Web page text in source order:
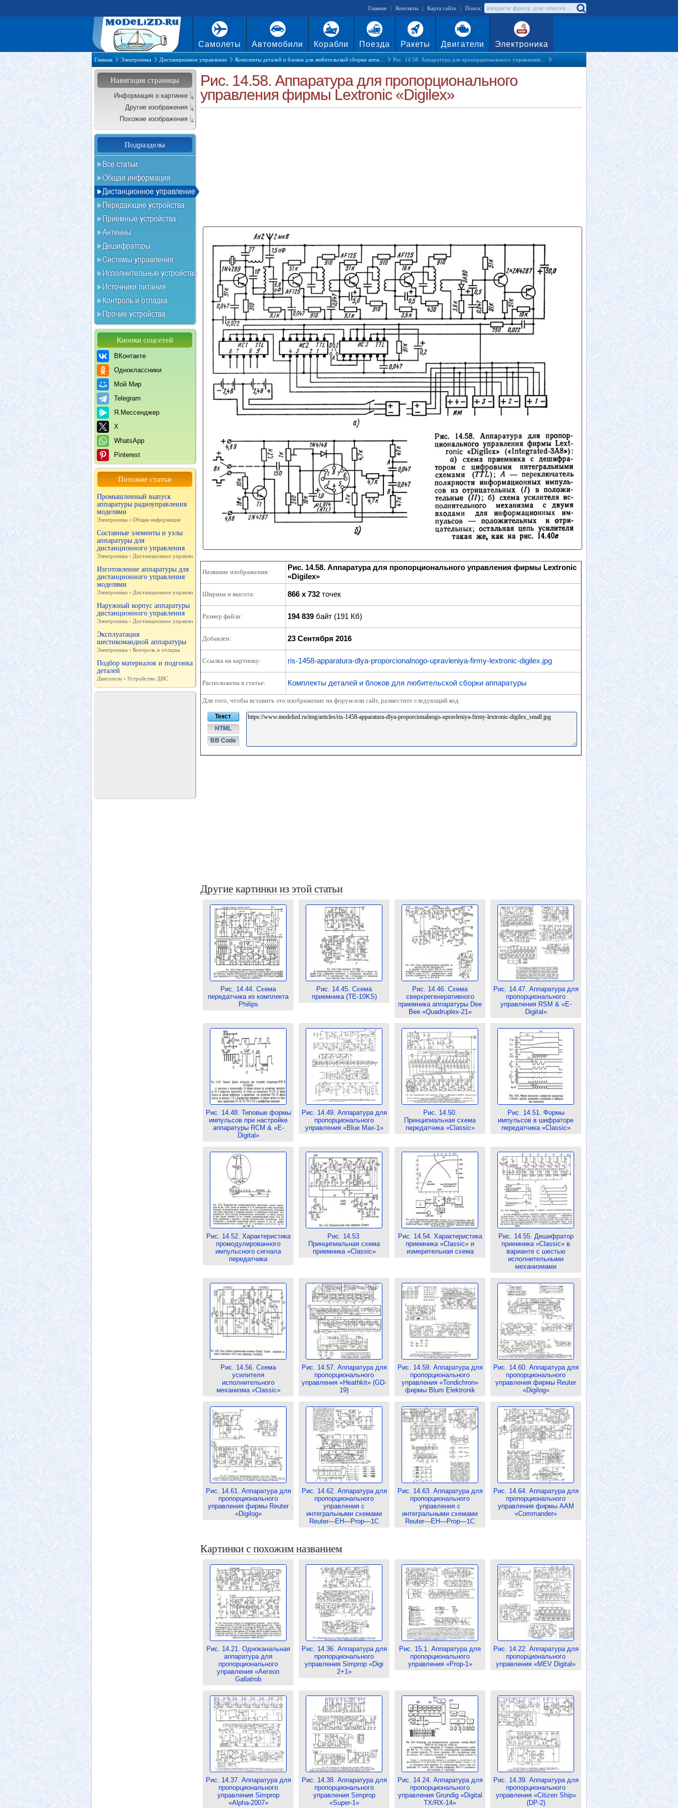
Главная | Контакты | Карта сайта | Поиск:
Самолеты Автомобили Корабли Поезда Ракеты Двигатели Электроника
Главная Электроника Дистанционное управление Комплекты деталей и блоков для любительской сборки аппа… Рис. 14.58. Аппаратура для пропорционального управления…
Навигация страницы
Информация о картинке
Другие изображения
Похожие изображения
Подразделы
Все статьи
Общая информация
Дистанционное управление
Передающие устройства
Приемные устройства
Антенны
Дешифраторы
Системы управления
Исполнительные устройства
Источники питания
Контроль и отладка
Прочие устройства
Кнопки соцсетей
ВКонтакте
Одноклассники
Мой Мир
Telegram
Я.Мессенджер
X
WhatsApp
Pinterest
Похожие статьи
Промышленный выпуск
аппаратуры радиоуправления
моделями
Электроника › Общая информация
Составные элементы и узлы
аппаратуры для
дистанционного управления
Электроника › Дистанционное управление
Изготовление аппаратуры для
дистанционного управления
моделями
Электроника › Дистанционное управление
Наружный корпус аппаратуры
дистанционного управления
Электроника › Дистанционное управление
Эксплуатация
шестикомандной аппаратуры
Электроника › Контроль и отладка
Подбор материалов и подгонка
деталей
Двигатели › Устройство ДВС
Рис. 14.58. Аппаратура для пропорционального
управления фирмы Lextronic «Digilex»
Название изображения:
Рис. 14.58. Аппаратура для пропорционального управления фирмы Lextronic
«Digilex»
Ширина и высота: 866 x 732 точек
Размер файла: 194 839 байт (191 Кб)
Добавлен: 23 Сентября 2016
Ссылка на картинку: ris-1458-apparatura-dlya-proporcionalnogo-upravleniya-firmy-lextronic-digilex.jpg
Расположена в статье: Комплекты деталей и блоков для любительской сборки аппаратуры
Для того, чтобы вставить это изображение на форум или сайт, разместите следующий код:
Текст
HTML
BB Code
Другие картинки из этой статьи
Рис. 14.44. Схема
передатчика из комплекта
Philips
Рис. 14.45. Схема
приемника (TE-10KS)
Рис. 14.46. Схема
сверхрегенеративного
приемника аппаратуры Dee
Bee «Quadruplex-21»
Рис. 14.47. Аппаратура для
пропорционального
управления RSM & «Е-
Digital»
Рис. 14.48. Типовые формы
импульсов при настройке
аппаратуры RCM & «Е-
Digital»
Рис. 14.49. Аппаратура для
пропорционального
управления «Blue Max-1»
Рис. 14.50.
Принципиальная схема
передатчика «Classic»
Рис. 14.51. Формы
импульсов в шифраторе
передатчика «Classic»
Рис. 14.52. Характеристика
промодулированного
импульсного сигнала
передатчика
Рис. 14.53.
Принципиальная схема
приемника «Classic»
Рис. 14.54. Характеристика
приемника «Classic» и
измерительная схема
Рис. 14.55. Дешифратор
приемника «Classic» в
варианте с шестью
исполнительными
механизмами
Рис. 14.56. Схема
усилителя
исполнительного
механизма «Classic»
Рис. 14.57. Аппаратура для
пропорционального
управления «Heathkit» (GD-
19)
Рис. 14.59. Аппаратура для
пропорционального
управления «Tondichron»
фирмы Blum Elektronik
Рис. 14.60. Аппаратура для
пропорционального
управления фирмы Reuter
«Digilog»
Рис. 14.61. Аппаратура для
пропорционального
управления фирмы Reuter
«Digilog»
Рис. 14.62. Аппаратура для
пропорционального
управления с
интегральными схемами
Reuter—EH—Prop—1C
Рис. 14.63. Аппаратура для
пропорционального
управления с
интегральными схемами
Reuter—EH—Prop—1C
Рис. 14.64. Аппаратура для
пропорционального
управления фирмы ААМ
«Commander»
Картинки с похожим названием
Рис. 14.21. Одноканальная
аппаратура для
пропорционального
управления «Аегеоп
Gallatrob
Рис. 14.36. Аппаратура для
пропорционального
управления Simprop «Digi
2+1»
Рис. 15.1. Аппаратура для
пропорционального
управления «Prop-1»
Рис. 14.22. Аппаратура для
пропорционального
управления «MEV Digital»
Рис. 14.37. Аппаратура для
пропорционального
управления Simprop
«Alpha-2007»
Рис. 14.38. Аппаратура для
пропорционального
управления Simprop
«Super-1»
Рис. 14.24. Аппаратура для
пропорционального
управления Grundig «Digital
TX/RX-14»
Рис. 14.39. Аппаратура для
пропорционального
управления «Citizen Ship»
(DP-2)